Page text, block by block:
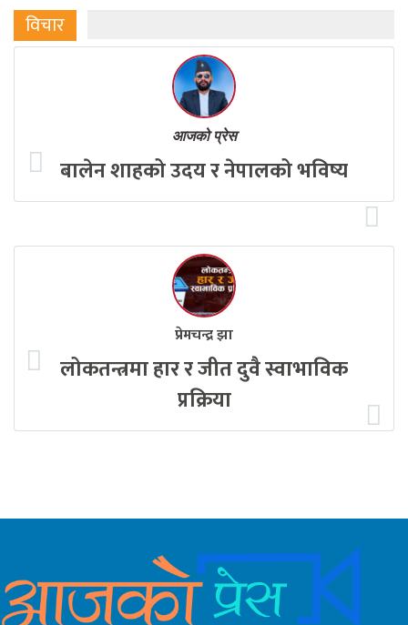
विचार
आजको प्रेस
बालेन शाहको उदय र नेपालको भविष्य
प्रेमचन्द्र झा
लोकतन्त्रमा हार र जीत दुवै स्वाभाविक
प्रक्रिया